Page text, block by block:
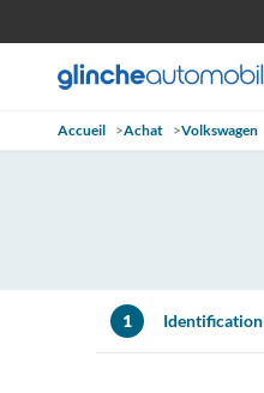
Accueil >Achat >Volkswagen
1 Identification